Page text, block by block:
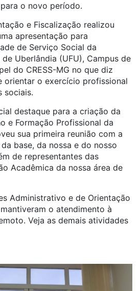
o novo período.
e Fiscalização realizou
apresentação para
de Serviço Social da
Uberlândia (UFU), Campus de
do CRESS-MG no que diz
orientar o exercício profissional
sociais.
destaque para a criação da
e Formação Profissional da
sua primeira reunião com a
base, da nossa e do nosso
de representantes das
Acadêmica da nossa área de
Administrativo e de Orientação
o atendimento à
Veja as demais atividades